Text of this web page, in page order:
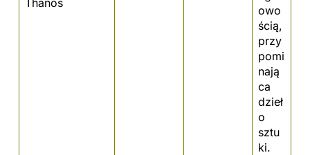
owo
ścią,
przy
pomi
nają
ca
dzieł
o
sztu
ki.